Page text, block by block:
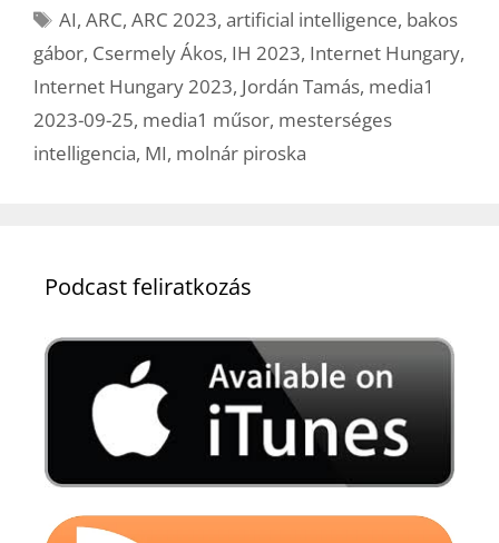
Címkék
AI,ARC,ARC 2023,artificial intelligence, bakos
gábor, Csermely Ákos, IH 2023, Internet Hungary,
Internet Hungary 2023, Jordán Tamás, media1
2023-09-25, media1 műsor, mesterséges
intelligencia, MI, molnár piroska
Podcast feliratkozás